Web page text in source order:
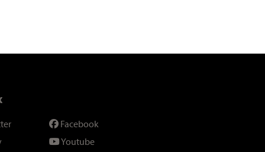
Facebook
Youtube